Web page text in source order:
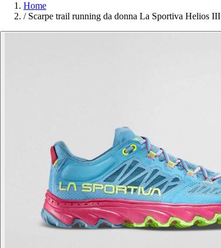
Home
/ Scarpe trail running da donna La Sportiva Helios III